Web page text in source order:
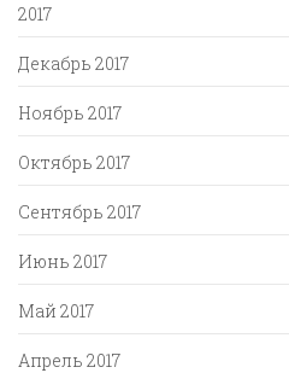
2017
Декабрь 2017
Ноябрь 2017
Октябрь 2017
Сентябрь 2017
Июнь 2017
Май 2017
Апрель 2017